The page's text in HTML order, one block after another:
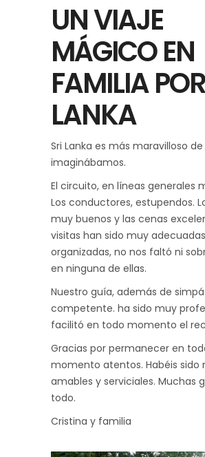
UN VIAJE
MÁGICO EN
FAMILIA
LANKA
Sri Lanka es más maravilloso
imaginábamos.
El circuito, en líneas generales
Los conductores, estupendos.
muy buenos y las cenas
visitas han sido muy
organizadas, no nos faltó ni
en ninguna de ellas.
Nuestro guía, además de
competente. ha sido muy
facilitó en todo momento el
Gracias por permanecer en
momento atentos. Habéis sido
amables y serviciales. Muchas
todo.
Cristina y familia